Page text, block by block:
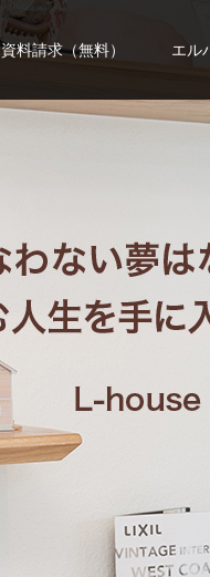
資料請求（無料） エル